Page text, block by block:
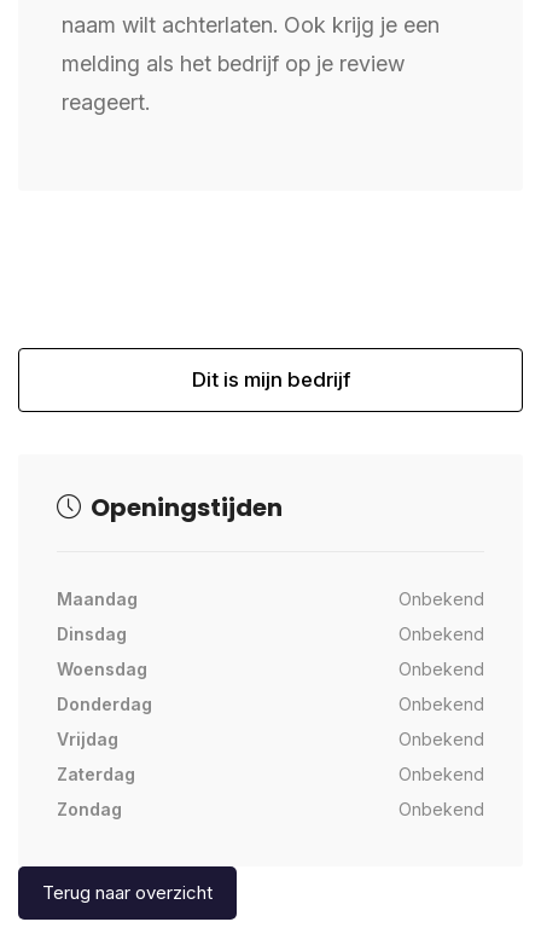
naam wilt achterlaten. Ook krijg je een
melding als het bedrijf op je review
reageert.
Dit is mijn bedrijf
Openingstijden
Maandag
Onbekend
Dinsdag
Onbekend
Woensdag
Onbekend
Donderdag
Onbekend
Vrijdag
Onbekend
Zaterdag
Onbekend
Zondag
Onbekend
Terug naar overzicht